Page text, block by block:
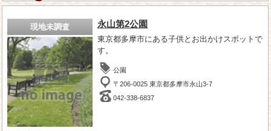
現地未調査 永山第2公園
東京都多摩市にある子供とお出かけスポットで
す。
公園
〒206-0025 東京都多摩市永山3-7
042-338-6837